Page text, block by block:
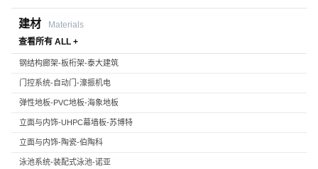
建材
Materials
查看所有 ALL +
钢结构廊架-板桁架-泰大建筑
门控系统-自动门-濠振机电
弹性地板-PVC地板-海象地板
立面与内饰-UHPC幕墙板-苏博特
立面与内饰-陶瓷-伯陶科
泳池系统-装配式泳池-诺亚